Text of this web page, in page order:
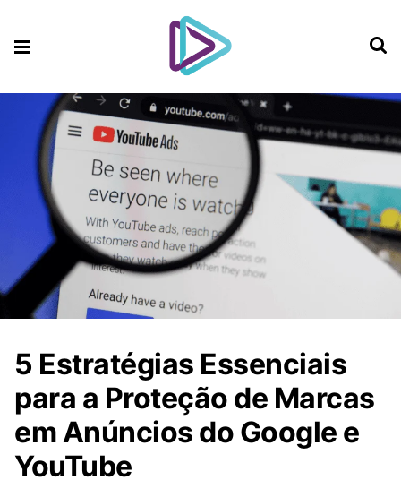
5 Estratégias Essenciais
para a Proteção de Marcas
em Anúncios do Google e
YouTube